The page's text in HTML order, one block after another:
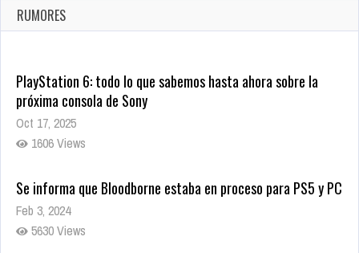
Ago 8, 2021
10005 Views
RUMORES
PlayStation 6: todo lo que sabemos hasta ahora sobre la
próxima consola de Sony
Oct 17, 2025
1606 Views
Se informa que Bloodborne estaba en proceso para PS5 y PC
Feb 3, 2024
5630 Views